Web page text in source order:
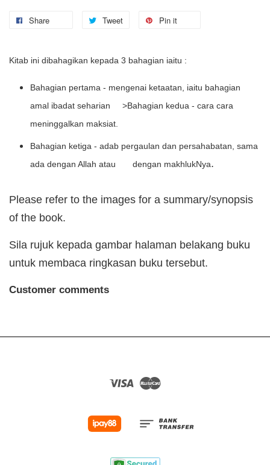
Share Tweet Pin it
Kitab ini dibahagikan kepada 3 bahagian iaitu :
Bahagian pertama - mengenai ketaatan, iaitu bahagian
amal ibadat seharian >Bahagian kedua - cara cara
meninggalkan maksiat.
Bahagian ketiga - adab pergaulan dan persahabatan, sama
ada dengan Allah atau dengan makhlukNya.
Please refer to the images for a summary/synopsis
of the book.
Sila rujuk kepada gambar halaman belakang buku
untuk membaca ringkasan buku tersebut.
Customer comments
Visa